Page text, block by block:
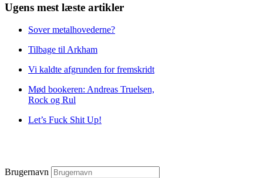
Ugens mest læste artikler
Sover metalhovederne?
Tilbage til Arkham
Vi kaldte afgrunden for fremskridt
Mød bookeren: Andreas Truelsen,
Rock og Rul
Let’s Fuck Shit Up!
Brugernavn